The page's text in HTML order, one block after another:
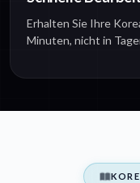
Erhalten Sie Ihre
Minuten, nicht in